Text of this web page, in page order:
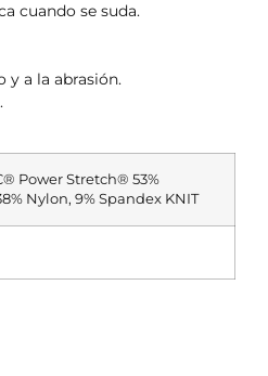
cuando se suda.
y a la abrasión.
Power Stretch® 53%
Nylon, 9% Spandex KNIT